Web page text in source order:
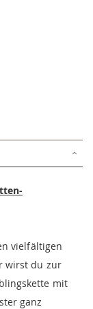
vielfältigen
wirst du zur
mit
ganz